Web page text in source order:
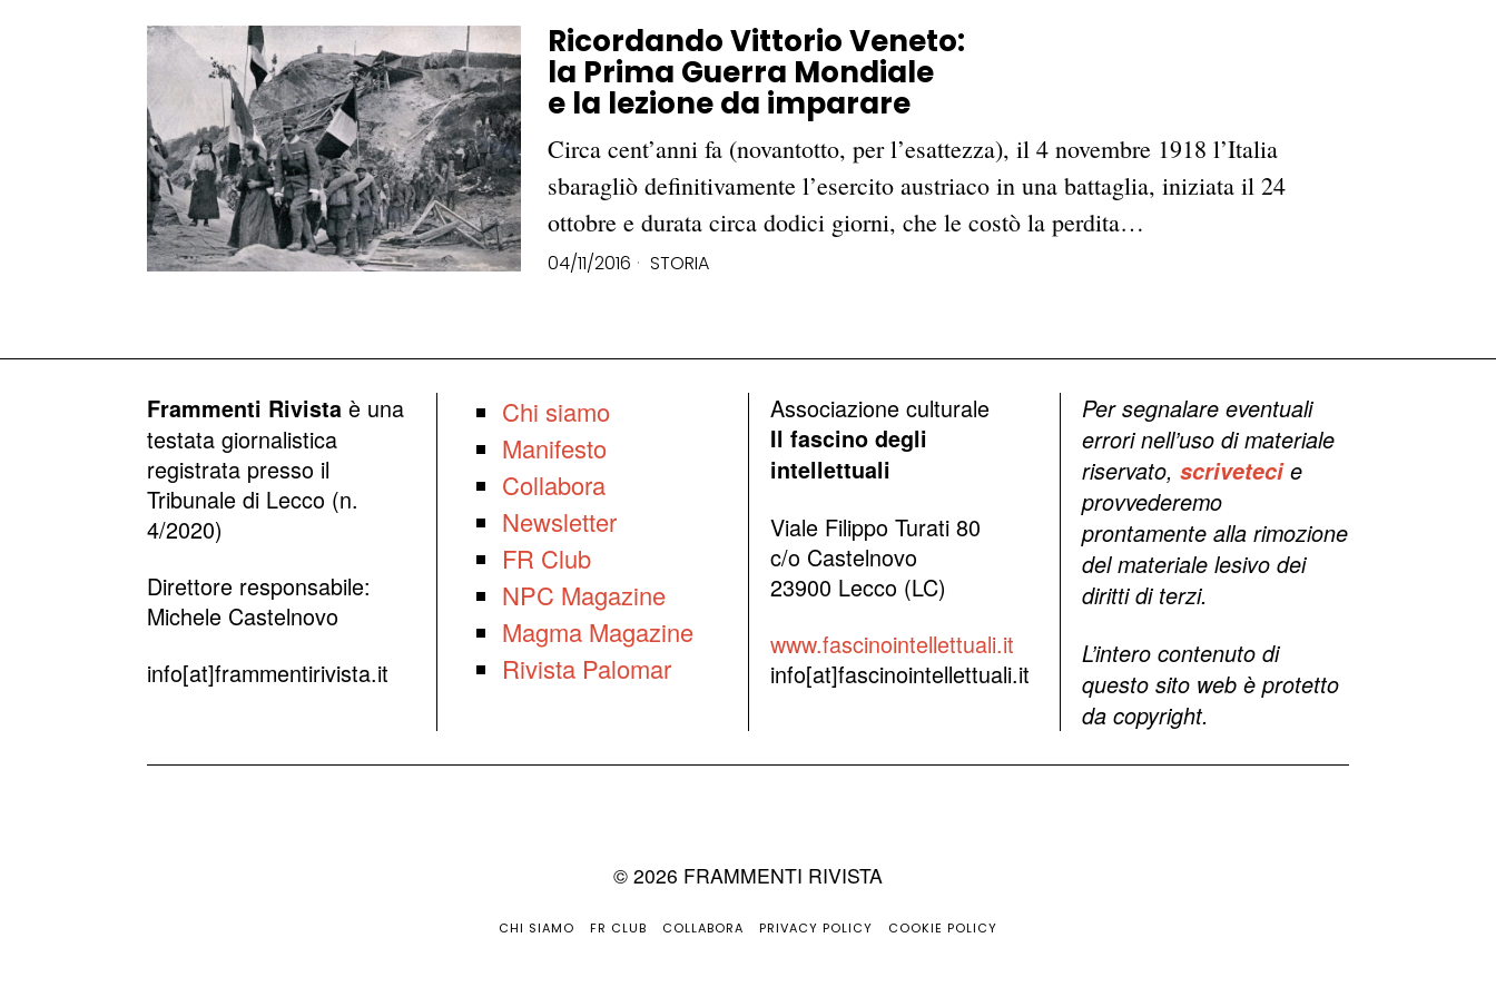
Ricordando Vittorio Veneto:
la Prima Guerra Mondiale
e la lezione da imparare
Circa cent’anni fa (novantotto, per l’esattezza), il 4 novembre 1918 l’Italia
sbaragliò definitivamente l’esercito austriaco in una battaglia, iniziata il 24
ottobre e durata circa dodici giorni, che le costò la perdita…
04/11/2016 STORIA
Frammenti Rivista è una
testata giornalistica
registrata presso il
Tribunale di Lecco (n.
4/2020)
Direttore responsabile:
Michele Castelnovo
info[at]frammentirivista.it
Chi siamo
Manifesto
Collabora
Newsletter
FR Club
NPC Magazine
Magma Magazine
Rivista Palomar
Associazione culturale
Il fascino degli
intellettuali
Viale Filippo Turati 80
c/o Castelnovo
23900 Lecco (LC)
www.fascinointellettuali.it
info[at]fascinointellettuali.it
Per segnalare eventuali
errori nell’uso di materiale
riservato, scriveteci e
provvederemo
prontamente alla rimozione
del materiale lesivo dei
diritti di terzi.
L’intero contenuto di
questo sito web è protetto
da copyright.
© 2026 FRAMMENTI RIVISTA
CHI SIAMO FR CLUB COLLABORA PRIVACY POLICY COOKIE POLICY